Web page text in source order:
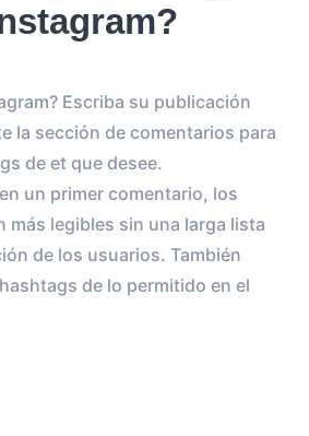
Escriba su publicación
la sección de comentarios para
de et que desee.
un primer comentario, los
más legibles sin una larga lista
de los usuarios. También
de lo permitido en el